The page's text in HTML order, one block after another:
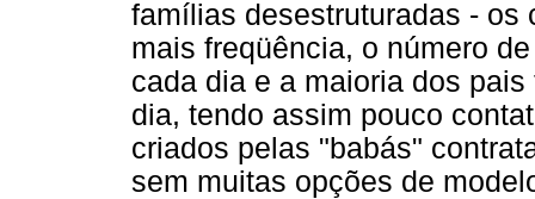
famílias desestruturadas -
mais freqüência, o número
cada dia e a maioria dos
dia, tendo assim pouco
criados pelas "babás"
sem muitas opções de